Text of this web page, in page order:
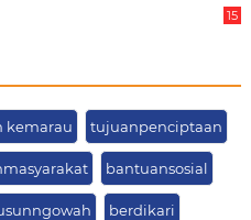
15
kemarau tujuanpenciptaan
bantuansosial
berdikari